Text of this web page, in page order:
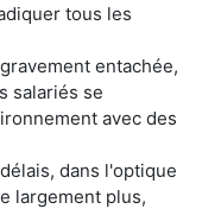
tous les
entachée,
salariés se
avec des
dans l'optique
largement plus,